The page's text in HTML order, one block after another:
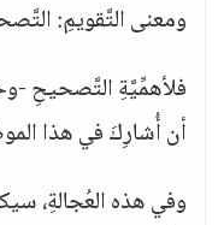
ومعنى التَّقويمِ:
فلأهمِّيَّةِ التَّصحيحِ -
أن أُشارِكَ في هذا
وفي هذه العُجالةِ،